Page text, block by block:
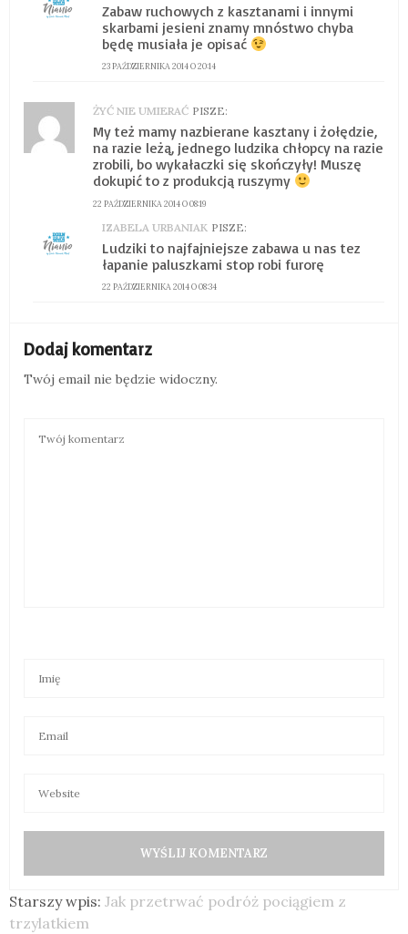
23 PAŹDZIERNIKA 2014 O 20:14
Zabaw ruchowych z kasztanami i innymi
skarbami jesieni znamy mnóstwo chyba
będę musiała je opisać
ŻYĆ NIE UMIERAĆ PISZE:
22 PAŹDZIERNIKA 2014 O 08:19
My też mamy nazbierane kasztany i żołędzie,
na razie leżą, jednego ludzika chłopcy na razie
zrobili, bo wykałaczki się skończyły! Muszę
dokupić to z produkcją ruszymy
IZABELA URBANIAK PISZE:
22 PAŹDZIERNIKA 2014 O 08:34
Ludziki to najfajniejsze zabawa u nas tez
łapanie paluszkami stop robi furorę
Dodaj komentarz
Twój email nie będzie widoczny.
Starszy wpis: Jak przetrwać podróż pociągiem z
trzylatkiem